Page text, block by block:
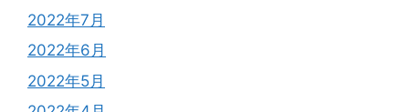
2022年7月
2022年6月
2022年5月